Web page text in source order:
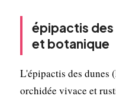
épipactis
et botanique
L'épipactis des dunes
orchidée vivace et